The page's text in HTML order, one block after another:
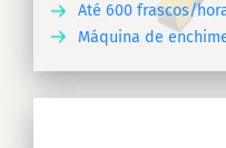
Até 600 frascos/
Máquina de